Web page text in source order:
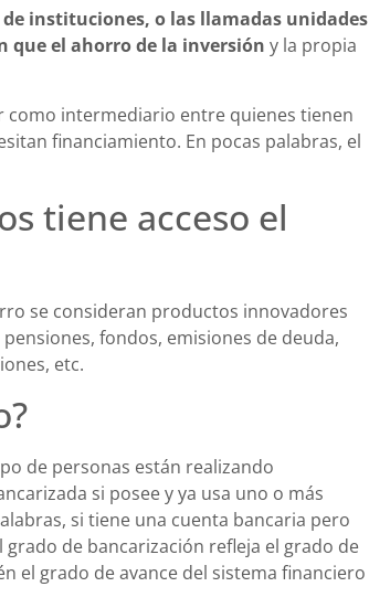
instituciones, o las llamadas unidades
que el ahorro de la inversión y la propia
como intermediario entre quienes tienen
financiamiento. En pocas palabras, el
tiene acceso el
se consideran productos innovadores
fondos, emisiones de deuda,
etc.
de personas están realizando
si posee y ya usa uno o más
si tiene una cuenta bancaria pero
de bancarización refleja el grado de
el grado de avance del sistema financiero